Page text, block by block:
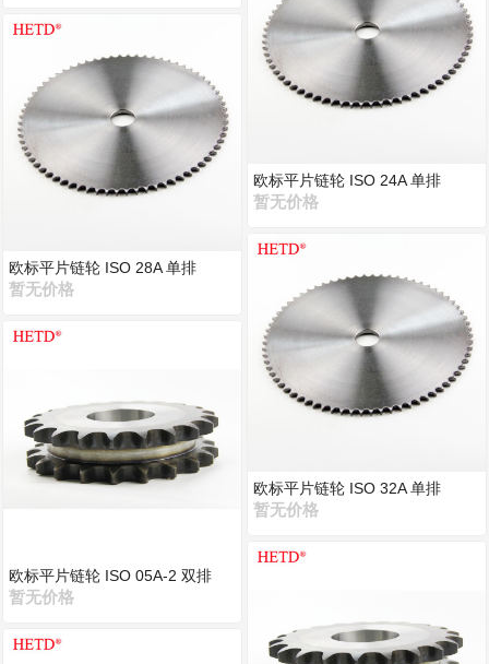
欧标平片链轮 ISO 28A 单排
暂无价格
欧标平片链轮 ISO 05A-2 双排
暂无价格
欧标平片链轮 ISO 24A 单排
暂无价格
欧标平片链轮 ISO 32A 单排
暂无价格